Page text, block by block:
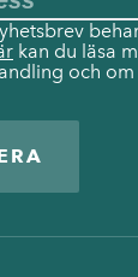
kan du läsa
och